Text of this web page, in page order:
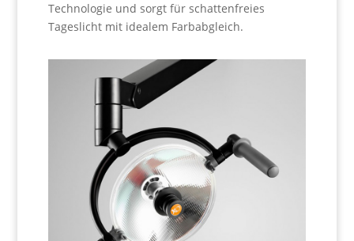
Technologie und sorgt für schattenfreies
Tageslicht mit idealem Farbabgleich.